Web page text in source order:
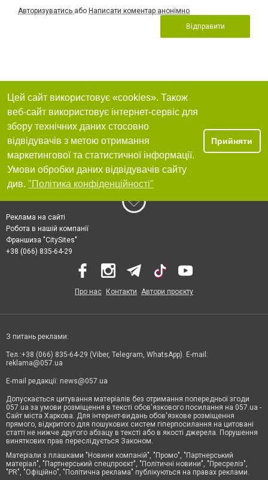
Авторизуватись або Написати коментар анонімно
Відправити
Цей сайт використовує «cookies». Також
веб-сайт використовує інтернет-сервіс для
збору технічних даних стосовно
відвідувачів з метою отримання
маркетингової та статистичної інформації.
Умови обробки даних відвідувачів сайту
див. "Політика конфіденційності"
Прийняти
Реклама на сайті
Робота в нашій компанії
Франшиза "CitySites"
+38 (066) 835-64-29
Про нас Контакти Автори проєкту
З питань реклами:
Тел.:+38 (066) 835-64-29 (Viber, Telegram, WhatsApp). E-mail:
reklama@057.ua
E-mail редакції: news@057.ua
Допускається цитування матеріалів без отримання попередньої згоди
057.ua за умови розміщення в тексті обов'язкового посилання на 057.ua -
Сайт міста Харкова. Для інтернет-видань обов'язкове розміщення
прямого, відкритого для пошукових систем гіперпосилання на цитовані
статті не нижче другого абзацу в тексті або в якості джерела. Порушення
виняткових прав переслідується Законом.
Матеріали з плашками "Новини компаній", "Промо", "Партнерський
матеріал", "Партнерський спецпроєкт", "Політичні новини", "Пресреліз",
"PR", "Офіційно", "Політична реклама" публікуються на правах реклами.